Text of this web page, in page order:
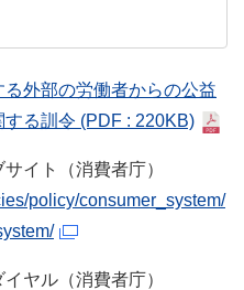
外部の労働者からの公益
する訓令 (PDF : 220KB)
イト（消費者庁）
policy/consumer_system/
ヤル（消費者庁）